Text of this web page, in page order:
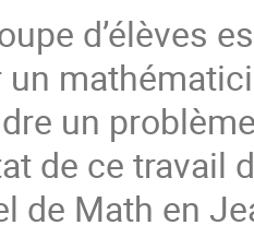
d’élèves
un
un
de ce travail
de Math en